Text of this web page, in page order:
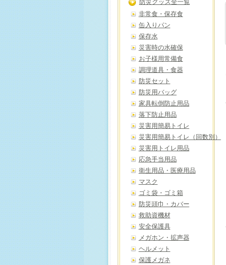
防災グッズ全一覧
非常食・保存食
缶入りパン
保存水
災害時の水確保
お子様用常備食
調理道具・食器
防災セット
防災用バッグ
家具転倒防止用品
落下防止用品
災害用簡易トイレ
災害用簡易トイレ（回数別）
災害用トイレ用品
応急手当用品
衛生用品・医療用品
マスク
ゴミ袋・ゴミ箱
防災頭巾・カバー
救助資機材
安全保護具
メガホン・拡声器
ヘルメット
保護メガネ